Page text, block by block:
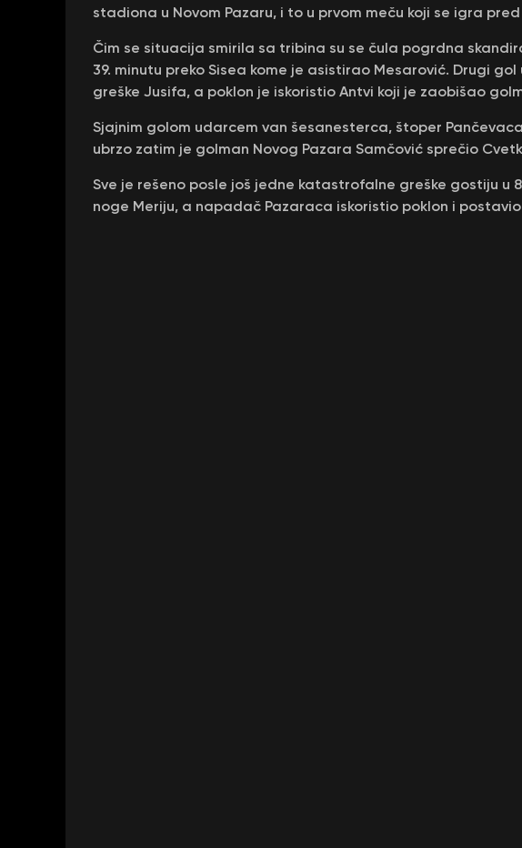
stadiona u Novom Pazaru, i to u prvom meču koji se igra
Čim se situacija smirila sa tribina su se čula pogrdna
39. minutu preko Sisea kome je asistirao Mesarović. Drugi
greške Jusifa, a poklon je iskoristio Antvi koji je zaobišao
Sjajnim golom udarcem van šesanesterca, štoper
ubrzo zatim je golman Novog Pazara Samčović sprečio
Sve je rešeno posle još jedne katastrofalne greške gostiju u
noge Meriju, a napadač Pazaraca iskoristio poklon i postavio